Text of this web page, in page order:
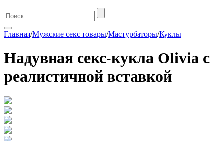
Главная/Мужские секс товары/Мастурбаторы/Куклы
Надувная секс-кукла Olivia с
реалистичной вставкой